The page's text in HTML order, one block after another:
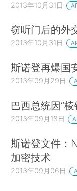
2013年10月31日
窃听门后的外
2013年10月31日
斯诺登再爆国
2013年09月29日
巴西总统因“
2013年09月18日
斯诺登文件：
加密技术
2013年09月06日